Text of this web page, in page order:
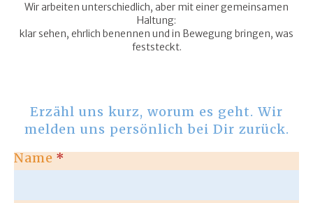
Wir arbeiten unterschiedlich, aber mit einer gemeinsamen
Haltung:
klar sehen, ehrlich benennen und in Bewegung bringen, was
feststeckt.
Erzähl uns kurz, worum es geht. Wir
melden uns persönlich bei Dir zurück.
Name *